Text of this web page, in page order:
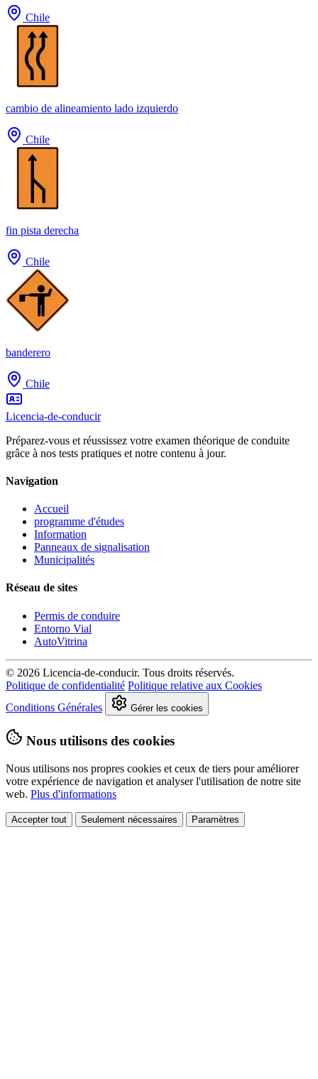
Chile
cambio de alineamiento lado izquierdo
Chile
fin pista derecha
Chile
banderero
Chile
Licencia-de-conducir
Préparez-vous et réussissez votre examen théorique de conduite
grâce à nos tests pratiques et notre contenu à jour.
Navigation
Accueil
programme d'études
Information
Panneaux de signalisation
Municipalités
Réseau de sites
Permis de conduire
Entorno Vial
AutoVitrina
© 2026 Licencia-de-conducir. Tous droits réservés.
Politique de confidentialité Politique relative aux Cookies
Conditions Générales
Gérer les cookies
Nous utilisons des cookies
Nous utilisons nos propres cookies et ceux de tiers pour améliorer
votre expérience de navigation et analyser l'utilisation de notre site
web. Plus d'informations
Accepter tout Seulement nécessaires Paramètres